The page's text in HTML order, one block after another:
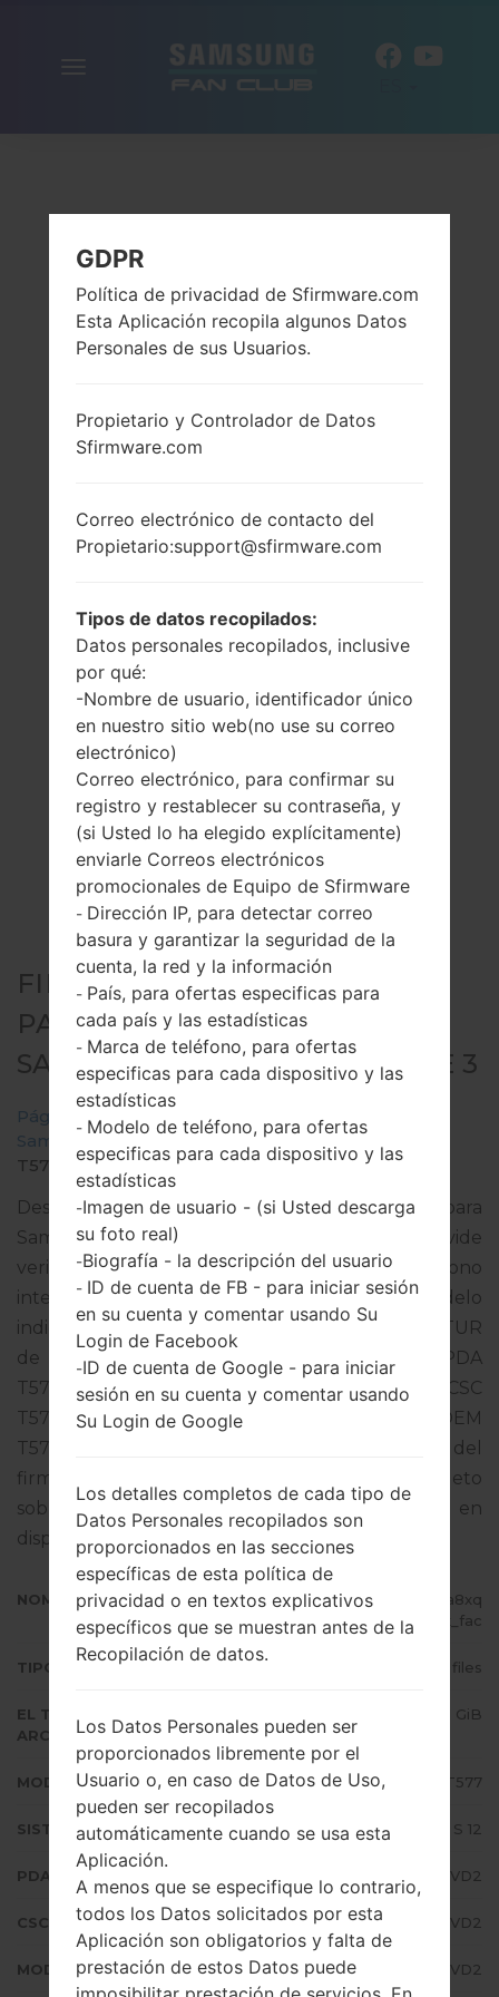
FIRMWARE OFICIAL #301878
PARA SM-T577 -
SAMSUNGGALAXY TAB ACTIVE 3
Página principal → Galaxy Tab Active 3
SamsungSM-T577
→
SM-
T577_2_20220407000110_a8xqh7n8hx_fac.zip
Descargue la última actualización de firmware para
Samsung Galaxy Tab Active 3, pero no olvide
verificar si el número de modelo de su teléfono
inteligente corresponde al número de modelo
indicado % MODEL%. El código del firmware es TUR
de TURKEY. El producto viene con la versión PDA
T577JXU3CVD2 y la versión CSC
T577TUR3CVD2,Versión de MODEM
T577JXU3CVD2. La versión del sistema operativo del
firmware dado es Android S 12. Tutorial completo
sobre cómo actualizar el firmware oficial en
dispositivos Samsungaquí
NOMBRE DE ARCHIVO
SM-T577_2_20220407000110_a8xq
h7n8hx_fac
TIPO DE FIRMWARE 4 files
EL TAMAÑO DEL
ARCHIVO
4.11 GiB
MODELO Samsung SM-T577
SISTEMA OPERATIVO Android S 12
PDA/AP VERSIÓN T577JXU3CVD2
CSC VERSIÓN T577TUR3CVD2
MODEM/CP VERSIÓN T577JXU3CVD2
GDPR
Política de privacidad de Sfirmware.com
Esta Aplicación recopila algunos Datos
Personales de sus Usuarios.
Propietario y Controlador de Datos
Sfirmware.com
Correo electrónico de contacto del
Propietario:support@sfirmware.com
Tipos de datos recopilados:
Datos personales recopilados, inclusive
por qué:
-Nombre de usuario, identificador único
en nuestro sitio web(no use su correo
electrónico)
Correo electrónico, para confirmar su
registro y restablecer su contraseña, y
(si Usted lo ha elegido explícitamente)
enviarle Correos electrónicos
promocionales de Equipo de Sfirmware
- Dirección IP, para detectar correo
basura y garantizar la seguridad de la
cuenta, la red y la información
- País, para ofertas especificas para
cada país y las estadísticas
- Marca de teléfono, para ofertas
especificas para cada dispositivo y las
estadísticas
- Modelo de teléfono, para ofertas
especificas para cada dispositivo y las
estadísticas
-Imagen de usuario - (si Usted descarga
su foto real)
-Biografía - la descripción del usuario
- ID de cuenta de FB - para iniciar sesión
en su cuenta y comentar usando Su
Login de Facebook
-ID de cuenta de Google - para iniciar
sesión en su cuenta y comentar usando
Su Login de Google
Los detalles completos de cada tipo de
Datos Personales recopilados son
proporcionados en las secciones
específicas de esta política de
privacidad o en textos explicativos
específicos que se muestran antes de la
Recopilación de datos.
Los Datos Personales pueden ser
proporcionados libremente por el
Usuario o, en caso de Datos de Uso,
pueden ser recopilados
automáticamente cuando se usa esta
Aplicación.
A menos que se especifique lo contrario,
todos los Datos solicitados por esta
Aplicación son obligatorios y falta de
prestación de estos Datos puede